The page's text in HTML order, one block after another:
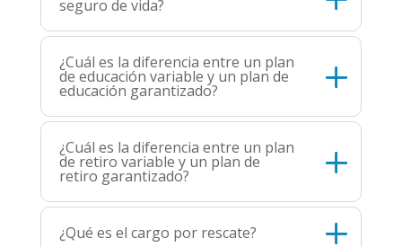
seguro de vida?
¿Cuál es la diferencia entre un plan
de educación variable y un plan de
educación garantizado?
¿Cuál es la diferencia entre un plan
de retiro variable y un plan de
retiro garantizado?
¿Qué es el cargo por rescate?